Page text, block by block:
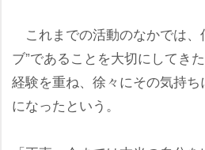
これまでの活動のなかでは、
ブ”であることを大切にしてき
経験を重ね、徐々にその気持ち
になったという。